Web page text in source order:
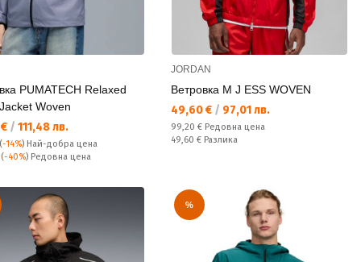
PUMATECH Relaxed
Woven
цена:
/ 111,48 лв.
(-14%) Най-добра цена
цена:
(-40%) Редовна цена
JORDAN
Ветровка M J ESS WOVEN
Текуща цена:
49,60 € / 97,01 лв.
Редовна цена:
99,20 € Редовна цена
Спестявате:
49,60 € Разлика
%